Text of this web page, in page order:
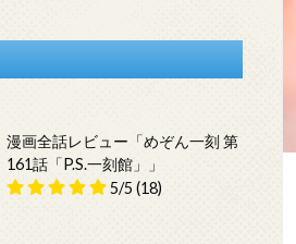
漫画全話レビュー「めぞん一刻 第
161話「P.S.一刻館」」
5/5 (18)